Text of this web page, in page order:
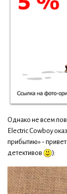
Однако не всем
Electric Cowboy
прибытию» -
детективов
):